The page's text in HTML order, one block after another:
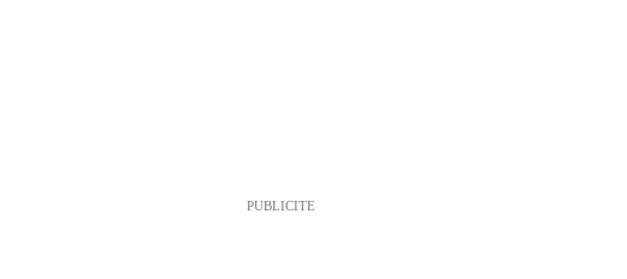
PUBLICITE